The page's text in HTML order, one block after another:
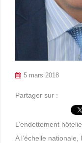
5 mars 2018
Partager sur :
L’endettement
A l’échelle